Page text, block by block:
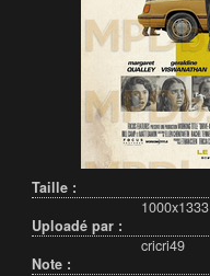
Taille :
1000x1333
Uploadé par :
cricri49
Note :